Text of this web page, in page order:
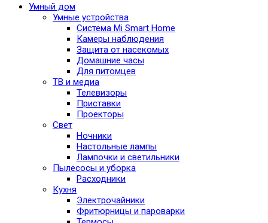
Умный дом
Умные устройства
Система Mi Smart Home
Камеры наблюдения
Защита от насекомых
Домашние часы
Для питомцев
ТВ и медиа
Телевизоры
Приставки
Проекторы
Свет
Ночники
Настольные лампы
Лампочки и светильники
Пылесосы и уборка
Расходники
Кухня
Электрочайники
Фритюрницы и пароварки